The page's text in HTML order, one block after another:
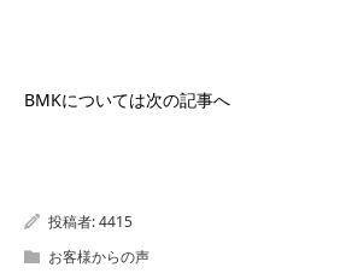
BMKについては次の記事へ
投稿者:4415
お客様からの声